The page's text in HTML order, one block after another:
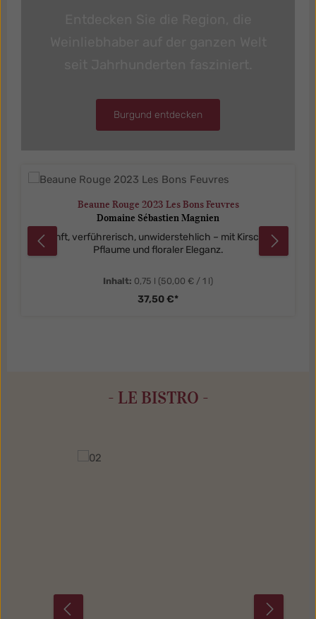
Burgund entdecken
Produktgalerie überspringen
Beaune Rouge 2023 Les Bons Feuvres
Domaine Sébastien Magnien
Sanft, verführerisch, unwiderstehlich – mit Kirsche,
Pflaume und floraler Eleganz.
Inhalt: 0,75 l (50,00 € / 1 l)
37,50 €*
- LE BISTRO -
Bildergalerie überspringen